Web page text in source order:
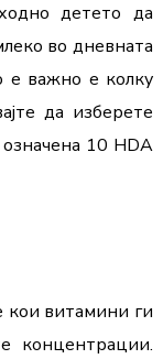
детето да
во дневната
е важно е колку
да изберете
10 HDA
кои витамини ги
концентрации.